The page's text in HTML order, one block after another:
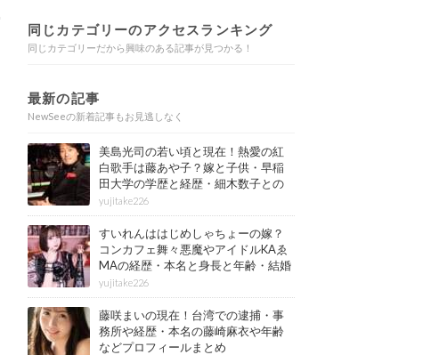
同じカテゴリーのアクセスランキング
同じカテゴリーだから興味のある記事が見つかる！
最新の記事
NewSeeの新着記事もお見逃しなく
美島光司の若い頃と現在！熱愛の紅
白歌手は藤あや子？嫁と子供・早稲
田大学の学歴と経歴・細木数子との
確執もまとめ
yujitake226
すいれんははじめしゃちょーの嫁？
コンカフェ舞々悪魔やアイドルKAゑ
MAの経歴・本名と身長と年齢・結婚
情報もまとめ
yujitake226
藤咲まいの現在！台湾での逮捕・事
務所や経歴・本名の藤崎麻衣や年齢
などプロフィールまとめ